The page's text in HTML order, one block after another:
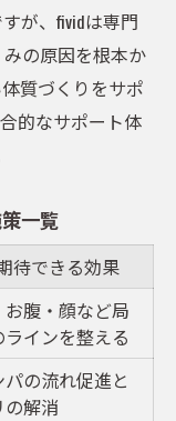
が、fividは専門
の原因を根本か
質づくりをサポ
的なサポート体
一覧
待できる効果
お腹・顔など局
ラインを整える
パの流れ促進と
の解消